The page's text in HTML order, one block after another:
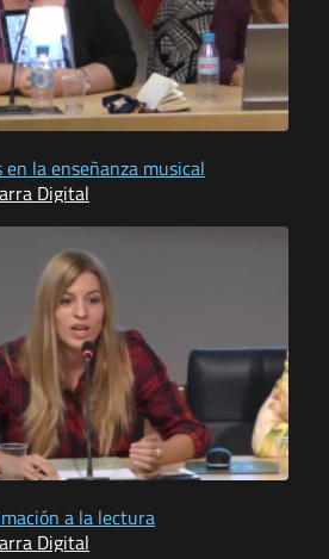
la enseñanza musical
Digital
a la lectura
Digital